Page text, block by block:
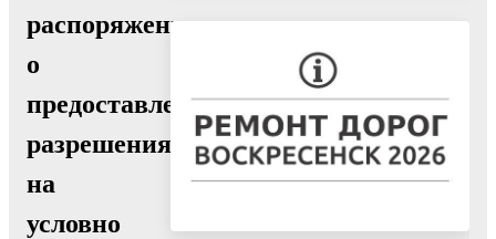
распоряжения
о
предоставлении
разрешения
на
условно